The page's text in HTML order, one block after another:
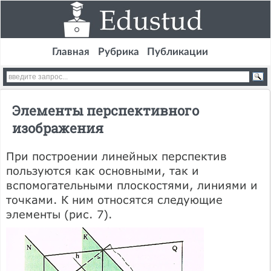
Главная Рубрика Публикации
Элементы перспективного
изображения
При построении линейных перспектив
пользуются как основными, так и
вспомогательными плоскостями, линиями и
точками. К ним относятся следующие
элементы (рис. 7).